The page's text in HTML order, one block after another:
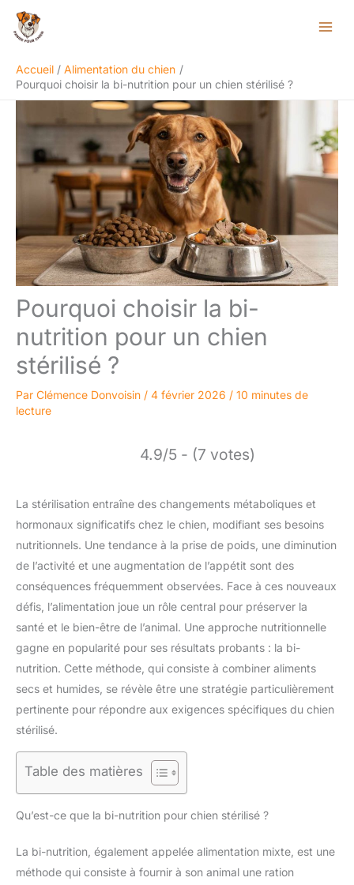
Aller
Accueil
Alimentation du chien
Pourquoi choisir la bi-nutrition pour un chien stérilisé ?
Pourquoi choisir la bi-
nutrition pour un chien
stérilisé ?
Par Clémence Donvoisin / 4 février 2026 / 10 minutes de
lecture
4.9/5 - (7 votes)
La stérilisation entraîne des changements métaboliques et
hormonaux significatifs chez le chien, modifiant ses besoins
nutritionnels. Une tendance à la prise de poids, une diminution
de l’activité et une augmentation de l’appétit sont des
conséquences fréquemment observées. Face à ces nouveaux
défis, l’alimentation joue un rôle central pour préserver la
santé et le bien-être de l’animal. Une approche nutritionnelle
gagne en popularité pour ses résultats probants : la bi-
nutrition. Cette méthode, qui consiste à combiner aliments
secs et humides, se révèle être une stratégie particulièrement
pertinente pour répondre aux exigences spécifiques du chien
stérilisé.
Table des matières
Qu’est-ce que la bi-nutrition pour chien stérilisé ?
La bi-nutrition, également appelée alimentation mixte, est une
méthode qui consiste à fournir à son animal une ration
Rechercher